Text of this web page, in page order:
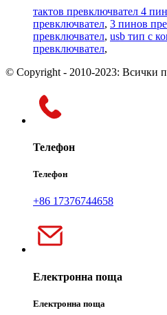
тактов превключвател 4
превключвател, 3 пинов
превключвател, usb тип c
превключвател,
© Copyright - 2010-2023: Всички
Телефон
Телефон
+86 17376744658
Електронна поща
Електронна поща